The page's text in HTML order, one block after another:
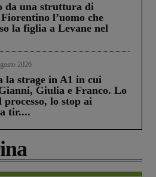
da una struttura di
l’uomo che
la figlia a Levane nel
2026
la strage in A1 in cui
Giulia e Franco. Lo
processo, lo stop ai
tir....